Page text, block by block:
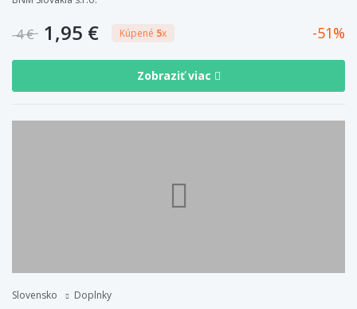
4 € 1,95 € Kúpené 5x 51
Zobraziť viac
Slovensko Doplnky